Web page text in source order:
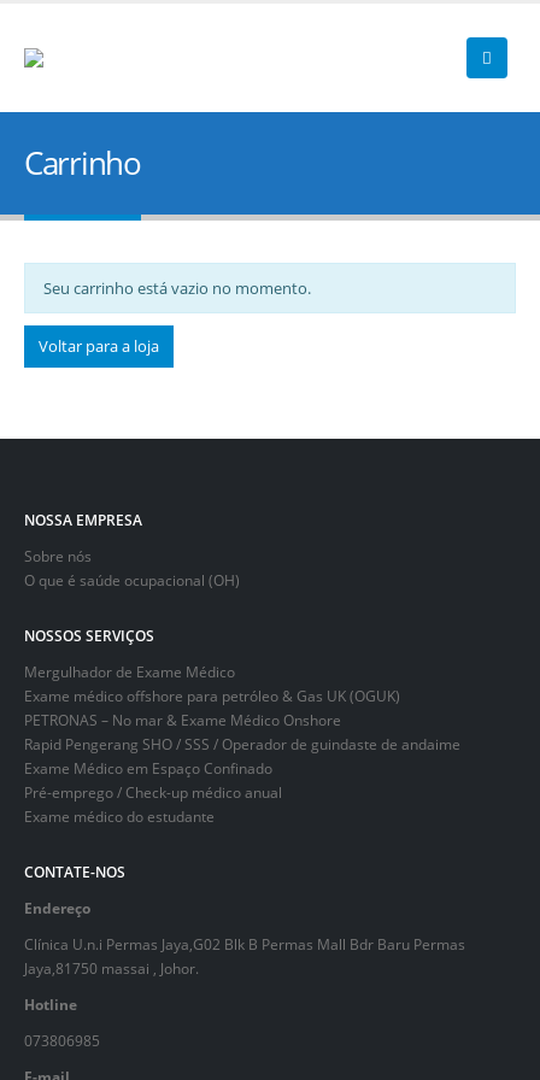
Carrinho
Seu carrinho está vazio no momento.
Voltar para a loja
NOSSA EMPRESA
Sobre nós
O que é saúde ocupacional (OH)
NOSSOS SERVIÇOS
Mergulhador de Exame Médico
Exame médico offshore para petróleo & Gas UK (OGUK)
PETRONAS – No mar & Exame Médico Onshore
Rapid Pengerang SHO / SSS / Operador de guindaste de andaime
Exame Médico em Espaço Confinado
Pré-emprego / Check-up médico anual
Exame médico do estudante
CONTATE-NOS
Endereço
Clínica U.n.i Permas Jaya,G02 Blk B Permas Mall Bdr Baru Permas
Jaya,81750 massai , Johor.
Hotline
073806985
E-mail